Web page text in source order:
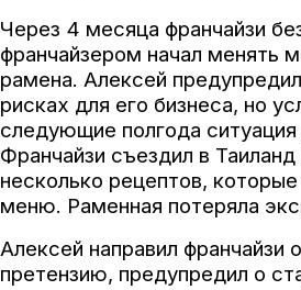
Через 4 месяца франчайзи
франчайзером начал менять
рамена. Алексей
рисках для его бизнеса, но
следующие полгода
Франчайзи съездил в Таиланд
несколько рецептов,
меню. Раменная потеряла
Алексей направил франчайзи
претензию, предупредил о